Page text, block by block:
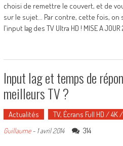
choisi de remettre le couvert, et de
sur le sujet... Par contre, cette fois,
l'input lag des TV Ultra HD ! MISE A
Input lag et temps de
meilleurs TV ?
Actualités TV, Écrans Full HD / 4K
Guillaume- 1 avril 2014 314